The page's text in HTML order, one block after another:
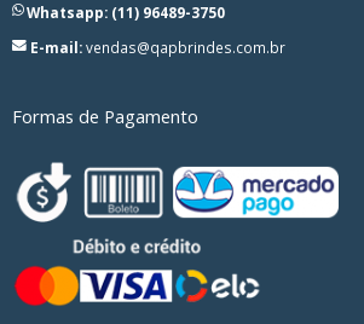
Whatsapp: (11) 96489-3750
E-mail:vendas@qapbrindes.com.br
Formas de Pagamento